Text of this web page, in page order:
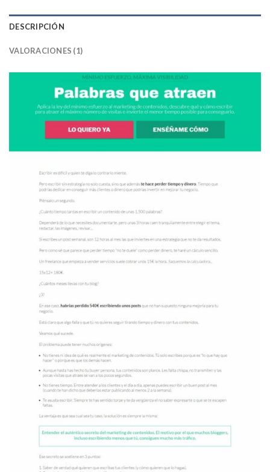
DESCRIPCIÓN
VALORACIONES (1)